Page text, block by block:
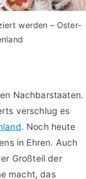
werden – Oster-
Nachbarstaaten.
verschlug es
. Noch heute
in Ehren. Auch
Großteil der
macht, das